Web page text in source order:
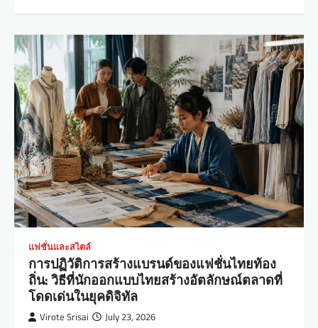
แฟชั่นและสไตล์
การปฏิวัติการสร้างแบรนด์ของแฟชั่นไทยท้อง
ถิ่น: วิธีที่นักออกแบบไทยสร้างอัตลักษณ์ตลาดที่
โดดเด่นในยุคดิจิทัล
Virote Srisai July 23, 2026